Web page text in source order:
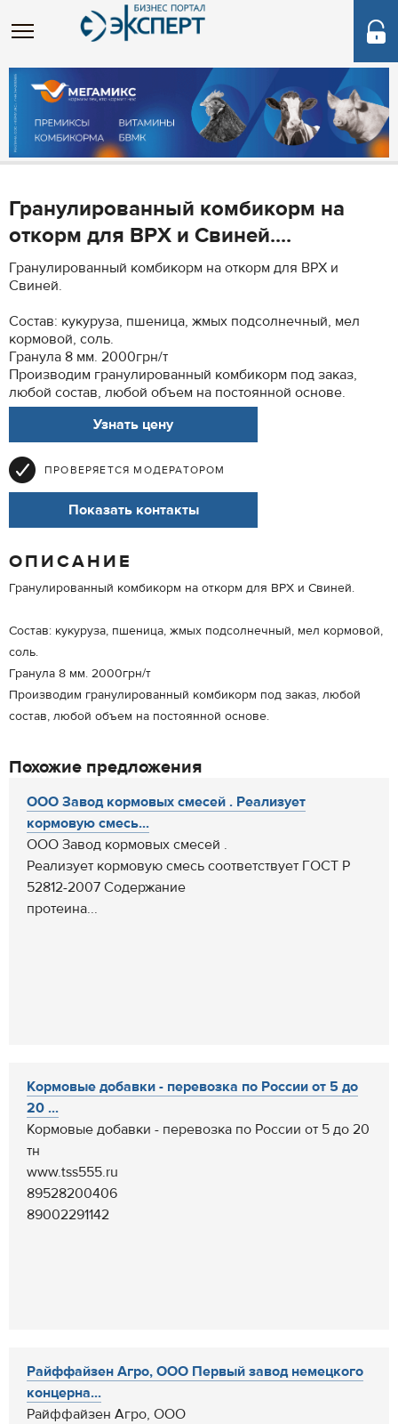
Гранулированный комбикорм на
откорм для ВРХ и Свиней....
Гранулированный комбикорм на откорм для ВРХ и
Свиней.
Состав: кукуруза, пшеница, жмых подсолнечный, мел
кормовой, соль.
Гранула 8 мм. 2000грн/т
Производим гранулированный комбикорм под заказ,
любой состав, любой объем на постоянной основе.
Узнать цену
ПРОВЕРЯЕТСЯ МОДЕРАТОРОМ
Показать контакты
ОПИСАНИЕ
Гранулированный комбикорм на откорм для ВРХ и Свиней.
Состав: кукуруза, пшеница, жмых подсолнечный, мел кормовой,
соль.
Гранула 8 мм. 2000грн/т
Производим гранулированный комбикорм под заказ, любой
состав, любой объем на постоянной основе.
Похожие предложения
ООО Завод кормовых смесей . Реализует
кормовую смесь...
ООО Завод кормовых смесей .
Реализует кормовую смесь соответствует ГОСТ Р
52812-2007 Содержание
протеина...
Кормовые добавки - перевозка по России от 5 до
20 ...
Кормовые добавки - перевозка по России от 5 до 20
тн
www.tss555.ru
89528200406
89002291142
Райффайзен Агро, ООО Первый завод немецкого
концерна...
Райффайзен Агро, ООО